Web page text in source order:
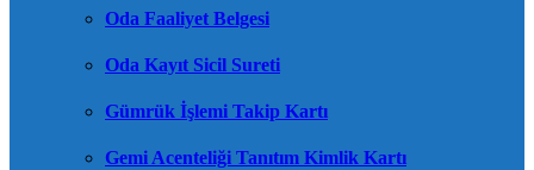
Oda Faaliyet Belgesi
Oda Kayıt Sicil Sureti
Gümrük İşlemi Takip Kartı
Gemi Acenteliği Tanıtım Kimlik Kartı